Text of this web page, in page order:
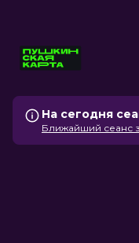
На сегодня
Ближайший сеанс